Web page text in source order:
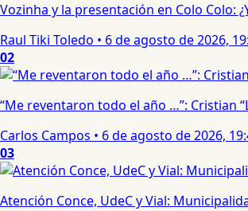
Vozinha y la presentación en Colo Colo:
Raul Tiki Toledo • 6 de agosto de 2026,
02
“Me reventaron todo el año …”: Cristian
Carlos Campos • 6 de agosto de 2026,
03
Atención Conce, UdeC y Vial: